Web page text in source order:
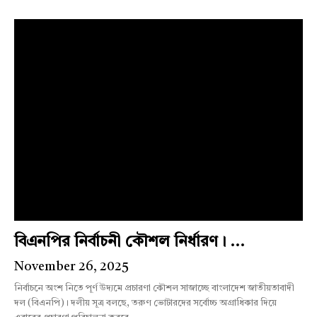
বিএনপির নির্বাচনী কৌশল নির্ধারণ। ...
November 26, 2025
নির্বাচনে অংশ নিতে পূর্ণ উদ্যমে প্রচারণা কৌশল সাজাচ্ছে বাংলাদেশ জাতীয়তাবাদী
দল (বিএনপি)। দলীয় সূত্র বলছে, তরুণ ভোটারদের সর্বোচ্চ অগ্রাধিকার দিয়ে